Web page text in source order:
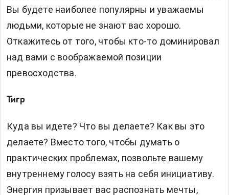
Вы будете наиболее популярны и уважаемы
людьми, которые не знают вас хорошо.
Откажитесь от того, чтобы кто-то доминировал
над вами с воображаемой позиции
превосходства.
Тигр
Куда вы идете? Что вы делаете? Как вы это
делаете? Вместо того, чтобы думать о
практических проблемах, позвольте вашему
внутреннему голосу взять на себя инициативу.
Энергия призывает вас распознать мечты,